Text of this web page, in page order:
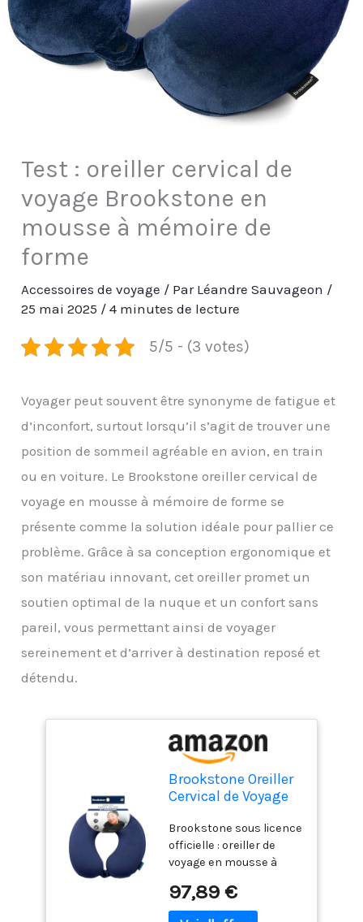
Test : oreiller cervical de
voyage Brookstone en
mousse à mémoire de
forme
Accessoires de voyage / Par Léandre Sauvageon /
25 mai 2025 /4 minutes de lecture
5/5 - (3 votes)
Voyager peut souvent être synonyme de fatigue et
d’inconfort, surtout lorsqu’il s’agit de trouver une
position de sommeil agréable en avion, en train
ou en voiture. Le Brookstone oreiller cervical de
voyage en mousse à mémoire de forme se
présente comme la solution idéale pour pallier ce
problème. Grâce à sa conception ergonomique et
son matériau innovant, cet oreiller promet un
soutien optimal de la nuque et un confort sans
pareil, vous permettant ainsi de voyager
sereinement et d’arriver à destination reposé et
détendu.
Brookstone Oreiller
Cervical de Voyage
mémoire de Forme
pour Vacances,
Avion, Train, Bus et
Voiture, Bleu
Brookstone sous licence
officielle : oreiller de
voyage en mousse à
produits distinctifs,
innovants et de qualité
97,89 €